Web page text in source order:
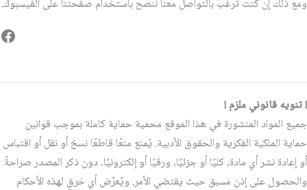
ومع ذلك إن كنت ترغب بالتواصل معنا ننصح باستخدام صفحتنا على الفيسبوك.
! تنويه قانوني ملزم !
جميع المواد المنشورة في هذا الموقع محمية حماية كاملة بموجب قوانين
حماية الملكية الفكرية والحقوق الأدبية. يُمنع منعًا قاطعًا نسخ أو نقل أو اقتباس
أو إعادة نشر أي مادة، كليًا أو جزئيًا، ورقيًا أو إلكترونيًا، دون ذكر المصدر صراحةً
والحصول على إذن مسبق حيث يقتضي الأمر. ويُعرّض أي خرقٍ لهذه الأحكام